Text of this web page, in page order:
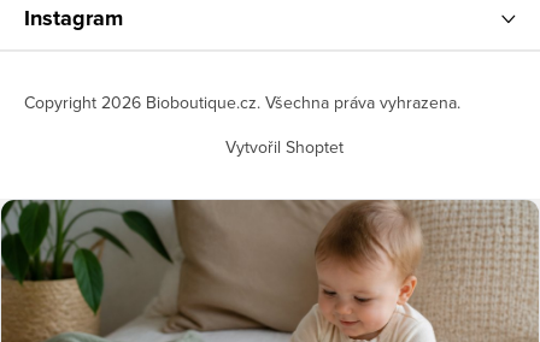
Instagram
Vytvořil Shoptet
Copyright 2026 Bioboutique.cz. Všechna práva vyhrazena.